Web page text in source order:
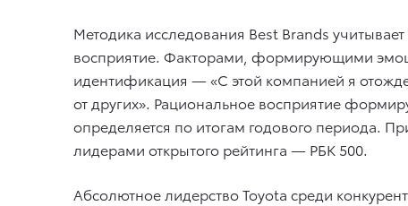
Методика исследования Best Brands
восприятие. Факторами, формирующими
идентификация — «С этой компанией я
от других». Рациональное восприятие
определяется по итогам годового периода.
лидерами открытого рейтинга — РБК 500.
Абсолютное лидерство Toyota среди